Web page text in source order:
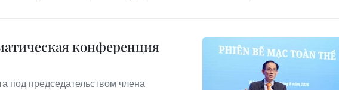
конференция
под председательством члена